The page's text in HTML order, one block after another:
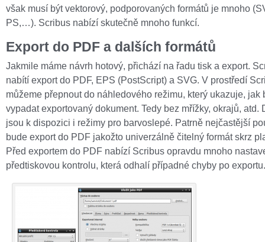
však musí být vektorový, podporovaných formátů je mnoho
PS,…). Scribus nabízí skutečně mnoho funkcí.
Export do PDF a dalších formátů
Jakmile máme návrh hotový, přichází na řadu tisk a export.
nabítí export do PDF, EPS (PostScript) a SVG. V prostředí
můžeme přepnout do náhledového režimu, který ukazuje, jak
vypadat exportovaný dokument. Tedy bez mřížky, okrajů, atd.
jsou k dispozici i režimy pro barvoslepé. Patrně nejčastější
bude export do PDF jakožto univerzálně čitelný formát skrz
Před exportem do PDF nabízí Scribus opravdu mnoho
předtiskovou kontrolu, která odhalí případné chyby po exportu.